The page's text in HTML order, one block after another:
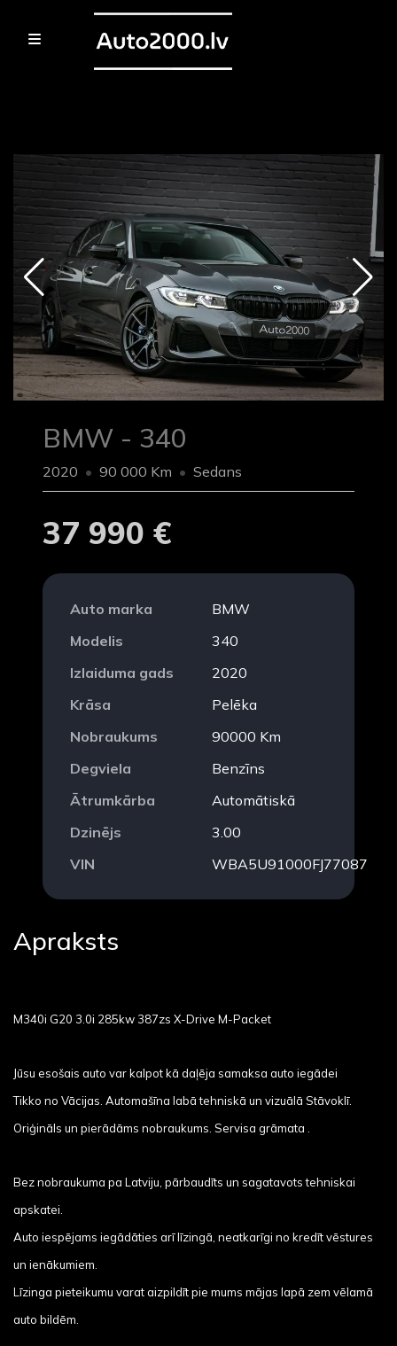
BMW - 340
2020 90 000 Km Sedans
37 990 €
Auto marka
BMW
Modelis
340
Izlaiduma gads
2020
Krāsa
Pelēka
Nobraukums
90000 Km
Degviela
Benzīns
Ātrumkārba
Automātiskā
Dzinējs
3.00
VIN
WBA5U91000FJ77087
Apraksts
M340i G20 3.0i 285kw 387zs X-Drive M-Packet
Jūsu esošais auto var kalpot kā daļēja samaksa auto iegādei
Tikko no Vācijas. Automašīna labā tehniskā un vizuālā Stāvoklī.
Oriģināls un pierādāms nobraukums. Servisa grāmata .
Bez nobraukuma pa Latviju, pārbaudīts un sagatavots tehniskai
apskatei.
Auto iespējams iegādāties arī līzingā, neatkarīgi no kredīt vēstures
un ienākumiem.
Līzinga pieteikumu varat aizpildīt pie mums mājas lapā zem vēlamā
auto bildēm.